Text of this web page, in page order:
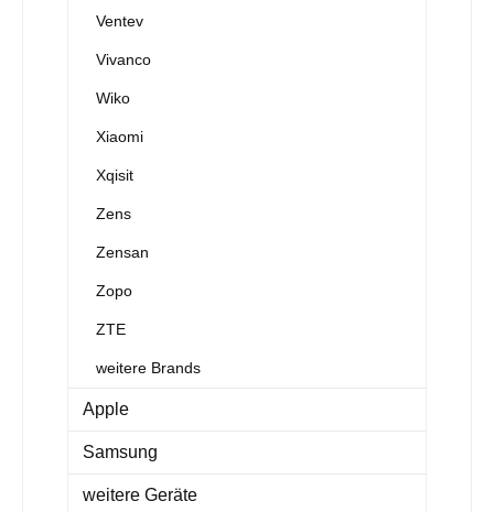
Ventev
Vivanco
Wiko
Xiaomi
Xqisit
Zens
Zensan
Zopo
ZTE
weitere Brands
Apple
Samsung
weitere Geräte